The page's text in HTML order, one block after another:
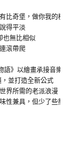
比奇堡，做你我的樹
得平淡
也無比相似
滾帶爬
》以繪畫承接音樂
並打造全新公式
界所需的老派浪漫
性兼具，但少了些熊